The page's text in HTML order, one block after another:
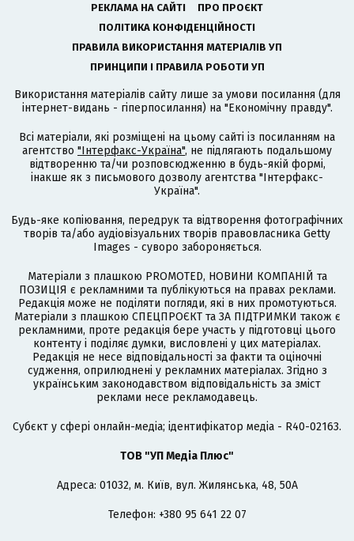
РЕКЛАМА НА САЙТІ
ПРО ПРОЄКТ
ПОЛІТИКА КОНФІДЕНЦІЙНОСТІ
ПРАВИЛА ВИКОРИСТАННЯ МАТЕРІАЛІВ УП
ПРИНЦИПИ І ПРАВИЛА РОБОТИ УП
Використання матеріалів сайту лише за умови посилання (для
інтернет-видань - гіперпосилання) на "Економічну правду".
Всі матеріали, які розміщені на цьому сайті із посиланням на
агентство "Інтерфакс-Україна", не підлягають подальшому
відтворенню та/чи розповсюдженню в будь-якій формі,
інакше як з письмового дозволу агентства "Інтерфакс-
Україна".
Будь-яке копіювання, передрук та відтворення фотографічних
творів та/або аудіовізуальних творів правовласника Getty
Images - суворо забороняється.
Матеріали з плашкою PROMOTED, НОВИНИ КОМПАНІЙ та
ПОЗИЦІЯ є рекламними та публікуються на правах реклами.
Редакція може не поділяти погляди, які в них промотуються.
Матеріали з плашкою СПЕЦПРОЄКТ та ЗА ПІДТРИМКИ також є
рекламними, проте редакція бере участь у підготовці цього
контенту і поділяє думки, висловлені у цих матеріалах.
Редакція не несе відповідальності за факти та оціночні
судження, оприлюднені у рекламних матеріалах. Згідно з
українським законодавством відповідальність за зміст
реклами несе рекламодавець.
Cубєкт у сфері онлайн-медіа; ідентифікатор медіа - R40-02163.
ТОВ "УП Медіа Плюс"
Адреса: 01032, м. Київ, вул. Жилянська, 48, 50А
Телефон: +380 95 641 22 07